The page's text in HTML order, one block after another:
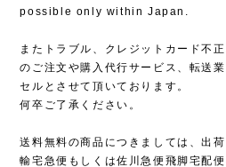
possible only within Japan.
またトラブル、クレジットカード不
のご注文や購入代行サービス、転送
セルとさせて頂いております。
何卒ご了承ください。
送料無料の商品につきましては、出
輸宅急便もしくは佐川急便飛脚宅配